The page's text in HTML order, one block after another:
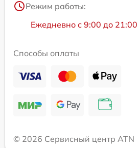
Режим работы:
Ежедневно с 9:00 до 21:00
Способы оплаты
© 2026 Сервисный центр ATN